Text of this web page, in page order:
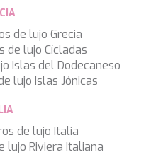
de lujo Grecia
de lujo Cícladas
Islas del Dodecaneso
lujo Islas Jónicas
de lujo Italia
lujo Riviera Italiana
Aceptar todas